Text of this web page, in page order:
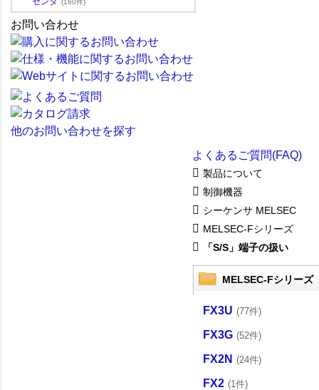
(160件)
お問い合わせ
他のお問い合わせを探す
よくあるご質問(FAQ)
製品について
制御機器
シーケンサ MELSEC
MELSEC-Fシリーズ
「S/S」端子の扱い
MELSEC-Fシリーズ
FX3U (77件)
FX3G (52件)
FX2N (24件)
FX2 (1件)